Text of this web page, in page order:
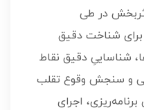
در طی
شناخت دقیق
شناساییِ دقیق نقاط
و سنجش وقوع تقلب
اجرای